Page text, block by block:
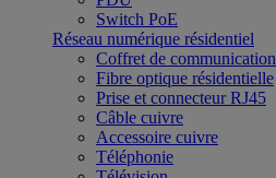
Switch PoE
Réseau numérique résidentiel
Coffret de communication
Fibre optique résidentielle
Prise et connecteur RJ45
Câble cuivre
Accessoire cuivre
Téléphonie